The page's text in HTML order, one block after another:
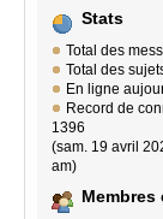
Stats
Total des
Total des
En ligne
Record de
1396
(sam. 19 avril
am)
Membres